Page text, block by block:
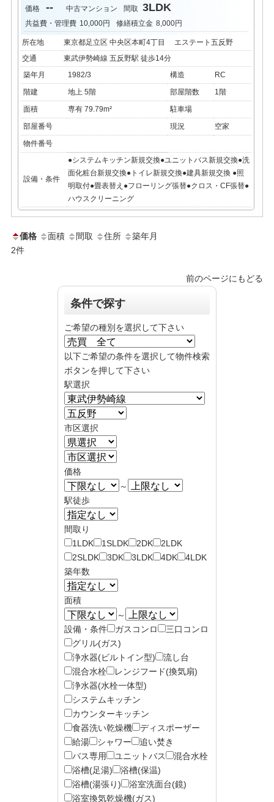
価格 -- 中古マンション 間取 3LDK
共益費・管理費 10,000円 修繕積立金 8,000円
所在地
東京都足立区 中央区本町4丁目 エステート五反野
交通
東武伊勢崎線 五反野駅 徒歩14分
築年月
1982/3 構造
RC
階建
地上 5階 部屋階数
1階
面積
専有 79.79m²
駐車場
部屋番号
現況
空家
物件番号
設備・条件
●システムキッチン新規交換●ユニットバス新規交換●洗
面化粧台新規交換●トイレ新規交換●建具新規交換 ●照
明取付●畳表替え●フローリング張替●クロス・CF張替●
ハウスクリーニング
価格 面積 間取 住所
築年月
2件
前のページにもどる
条件で探す
ご希望の種別を選択して下さい
以下ご希望の条件を選択して物件検索
ボタンを押して下さい
駅選択
市区選択
価格
～
駅徒歩
間取り
1LDK
1SLDK 2DK
2LDK
2SLDK
3DK 3LDK 4DK
4LDK
築年数
面積
～
設備・条件
ガスコンロ
三口コンロ
グリル(ガス)
浄水器(ビルトイン型)
流し台
混合水栓
レンジフード(換気扇)
浄水器(水栓一体型)
システムキッチン
カウンターキッチン
食器洗い乾燥機
ディスポーザー
給湯
シャワー
追い焚き
バス専用
ユニットバス
混合水栓
浴槽(足湯)
浴槽(保温)
浴槽(湯張り)
浴室洗面台(鏡)
浴室換気乾燥機(ガス)